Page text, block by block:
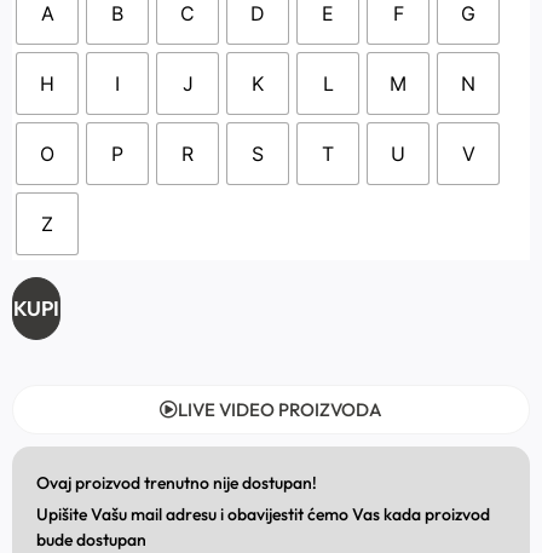
A B C D E F G
H I J K L M N
O P R S T U V
Z
KUPI
LIVE VIDEO PROIZVODA
Ovaj proizvod trenutno nije dostupan!
Upišite Vašu mail adresu i obavijestit ćemo Vas kada proizvod
bude dostupan